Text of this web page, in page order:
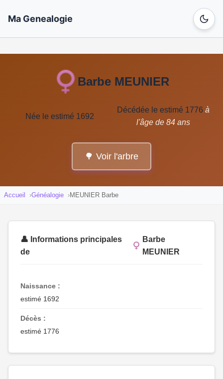
Ma Genealogie
Barbe MEUNIER
Née le estimé 1692
Décédée le estimé 1776 à
l'âge de 84 ans
🌳 Voir l'arbre
Accueil Généalogie MEUNIER Barbe
👤 Informations principales
de
Barbe
MEUNIER
Naissance :
estimé 1692
Décès :
estimé 1776